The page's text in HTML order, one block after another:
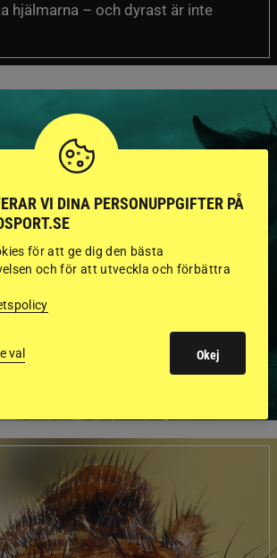
hjälmarna – och dyrast är inte
HINGSTAR I
MED
OCH FAKTA
VISA ALLA HINGSTAR
VI DINA PERSONUPPGIFTER PÅ
för att ge dig den bästa
och för att utveckla och förbättra
val Okej